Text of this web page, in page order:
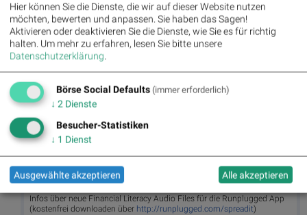
>> Besuchen Sie 55 weitere Partner auf boerse-
social.com/partner
Useletter
Die Useletter "Morning Xpresso" und "Evening Xtrakt" heben sich
deutlich von den gängigen Newslettern ab. Beispiele ansehen bzw.
kostenfrei anmelden. Wichtige Börse-Infos garantiert.
Newsletter abonnieren
Runplugged
Infos über neue Financial Literacy Audio Files für die Runplugged App
(kostenfrei downloaden über http://runplugged.com/spreadit)
Hier können Sie die Dienste, die wir auf dieser Website nutzen
möchten, bewerten und anpassen. Sie haben das Sagen!
Aktivieren oder deaktivieren Sie die Dienste, wie Sie es für richtig
halten. Um mehr zu erfahren, lesen Sie bitte unsere
Datenschutzerklärung.
Börse Social Defaults (immer erforderlich)
↓ 2 Dienste
Besucher-Statistiken
↓ 1 Dienst
Ausgewählte akzeptieren Alle akzeptieren